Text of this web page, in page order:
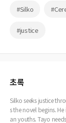
#Silko
#justice
초록
Silko seeks justice
s the novel begins.
an youths. Tayo